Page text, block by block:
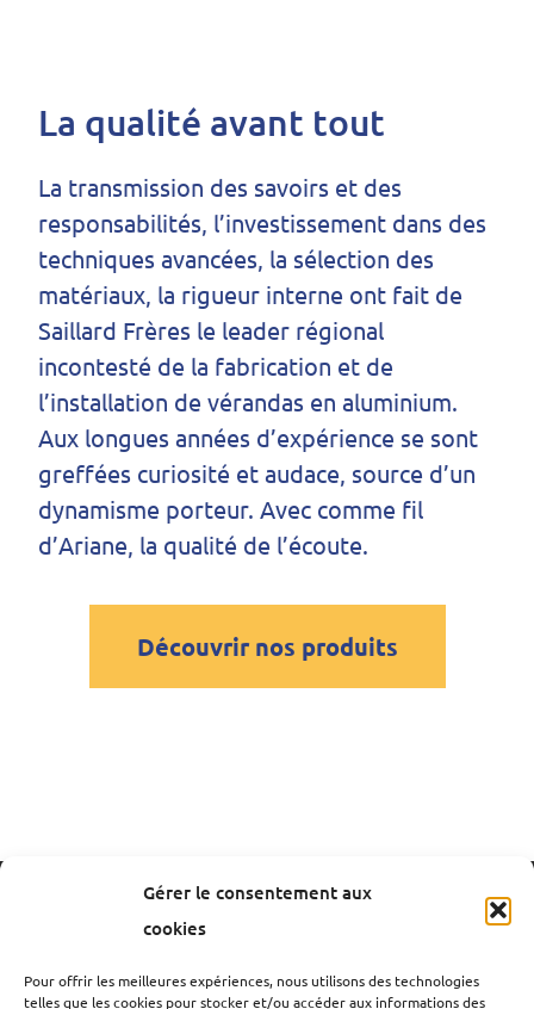
Gérer le consentement aux
cookies
Pour offrir les meilleures expériences, nous utilisons des technologies
telles que les cookies pour stocker et/ou accéder aux informations des
La qualité avant tout
La transmission des savoirs et des
responsabilités, l’investissement dans des
techniques avancées, la sélection des
matériaux, la rigueur interne ont fait de
Saillard Frères le leader régional
incontesté de la fabrication et de
l’installation de vérandas en aluminium.
Aux longues années d’expérience se sont
greffées curiosité et audace, source d’un
dynamisme porteur. Avec comme fil
d’Ariane, la qualité de l’écoute.
Découvrir nos produits
Nos produits